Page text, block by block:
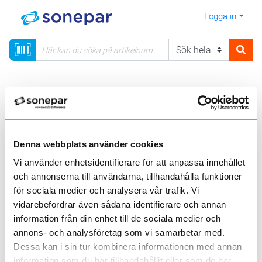
Denna webbplats använder cookies
Vi använder enhetsidentifierare för att anpassa innehållet
och annonserna till användarna, tillhandahålla funktioner
för sociala medier och analysera vår trafik. Vi
vidarebefordrar även sådana identifierare och annan
information från din enhet till de sociala medier och
annons- och analysföretag som vi samarbetar med.
Dessa kan i sin tur kombinera informationen med annan
Logga in
Verktygshållare
Sida < 1 > Per sida 20 50 100 200
ELECTRO TRADING ET AB
Produktlinjer